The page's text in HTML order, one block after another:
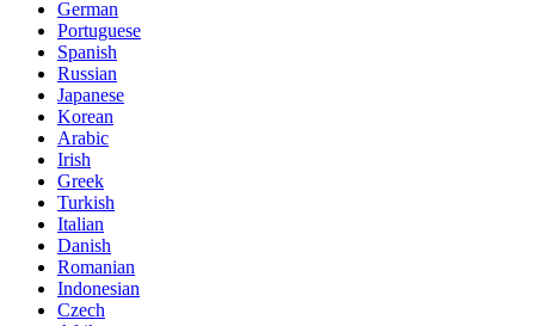
German
Portuguese
Spanish
Russian
Japanese
Korean
Arabic
Irish
Greek
Turkish
Italian
Danish
Romanian
Indonesian
Czech